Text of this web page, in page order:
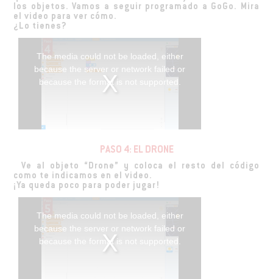
los objetos. Vamos a seguir programado a GoGo. Mira
el video para ver cómo.
¿Lo tienes?
The media could not be loaded, either
because the server or network failed or
because the format is not supported.
PASO 4: EL DRONE
Ve al objeto “Drone” y coloca el resto del código
como te indicamos en el video.
¡Ya queda poco para poder jugar!
The media could not be loaded, either
because the server or network failed or
because the format is not supported.